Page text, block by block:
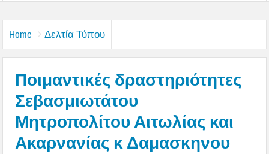
Home Δελτία Τύπου
Ποιμαντικές δραστηριότητες
Σεβασμιωτάτου
Μητροπολίτου Αιτωλίας και
Ακαρνανίας κ Δαμασκηνου